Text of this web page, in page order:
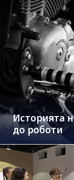
Историята
до роботи